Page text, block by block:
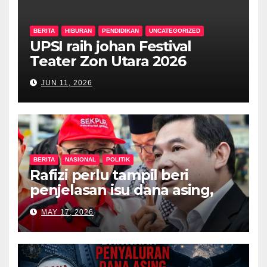
BERITA HIBURAN PENDIDIKAN UNCATEGORIZED
UPSI raih johan Festival
Teater Zon Utara 2026
JUN 11, 2026
BERITA NASIONAL POLITIK
Rafizi perlu tampil beri
penjelasan isu dana asing,
khianat negara
MAY 17, 2026